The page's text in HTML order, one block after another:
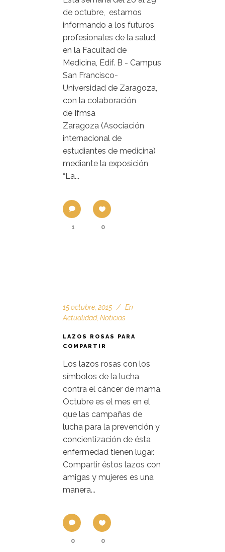
de octubre, estamos
informando a los futuros
profesionales de la salud,
en la Facultad de
Medicina, Edif. B - Campus
San Francisco-
Universidad de Zaragoza,
con la colaboración
de Ifmsa
Zaragoza (Asociación
internacional de
estudiantes de medicina)
mediante la exposición
“La...
1 0
15 octubre, 2015
En
Actualidad, Noticias
LAZOS ROSAS PARA
COMPARTIR
Los lazos rosas con los
símbolos de la lucha
contra el cáncer de mama.
Octubre es el mes en el
que las campañas de
lucha para la prevención y
concientización de ésta
enfermedad tienen lugar.
Compartir éstos lazos con
amigas y mujeres es una
manera...
0 0